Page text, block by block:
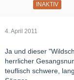
INAKTIV
4. April 2011
Ja und dieser
herrlicher
teuflisch schwere,